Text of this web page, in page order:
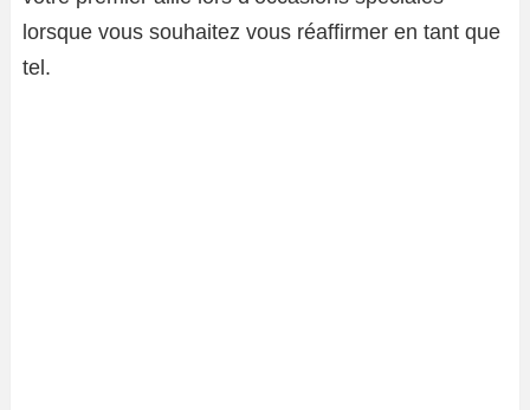
lorsque vous souhaitez vous réaffirmer en tant que
tel.